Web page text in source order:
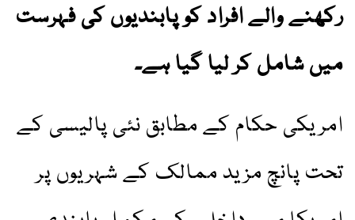
رکھنے والے افراد کو پابندیوں کی فہرست
میں شامل کر لیا گیا ہے۔
امریکی حکام کے مطابق نئی پالیسی کے
تحت پانچ مزید ممالک کے شہریوں پر